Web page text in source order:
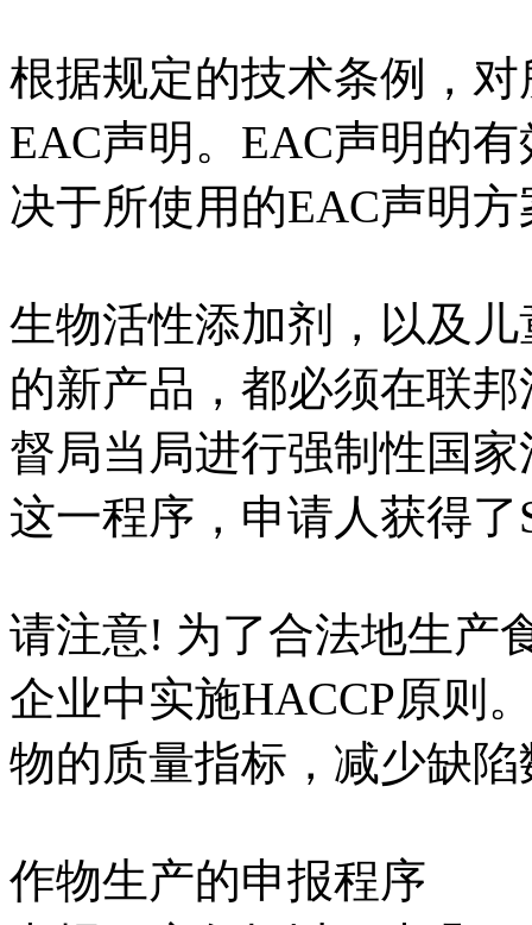
根据规定的技术条例，
EAC声明。EAC声明的
决于所使用的EAC声明
生物活性添加剂，以及
的新产品，都必须在联
督局当局进行强制性国
这一程序，申请人获得了
请注意! 为了合法地生产
企业中实施HACCP原则
物的质量指标，减少缺
作物生产的申报程序